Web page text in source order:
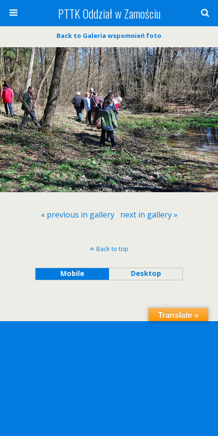
PTTK Oddział w Zamościu
Back to Galeria wspomnień foto
« previous in gallery next in gallery »
Back to top
Mobile Desktop
Translate »